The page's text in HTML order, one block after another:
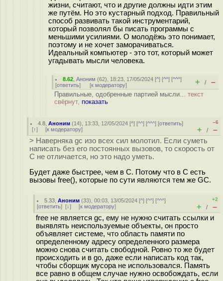
жизни, считают, что и другие должны идти этим
же путём. Но это кустарный подход. Правильный
способ развивать такой инструментарий,
который позволял бы писать программы с
меньшими усилиями. О молодёжь это понимает,
поэтому и не хочет заморачиваться.
Идеальный компьютер - это тот, который может
угадывать мысли человека.
8.62 ,Аноним (62), 18:23, 17/05/2024 [^] [^^] [^^^]
[ответить] [к модератору] + / –
Правильные, одобренные партией мысли... текст
свёрнут, показать
4.8 ,Аноним (14), 13:33, 12/05/2024 [^] [^^] [^^^] [ответить]
[↑] [к модератору]
–6
+ / –
> Наверняка gc изо всех сил молотил. Если суметь
написать без его постоянных вызовов, то скорость от
C не отличается, но это надо уметь.
Будет даже быстрее, чем в С. Потому что в С есть
вызовы free(), которые по сути являются тем же GC.
5.33 ,Аноним (33), 00:03, 13/05/2024 [^] [^^] [^^^]
[ответить] [↓] [к модератору]
+2
+ / –
free не является gc, ему не нужно считать ссылки и
выявлять неиспользуемые объекты, он просто
объявляет системе, что область памяти по
определенному адресу определенного размера
можно снова считать свободной. Ровно то же будет
происходить и в go, даже если написать код так,
чтобы сборщик мусора не использовался. Память
все равно в общем случае нужно освобождать, если